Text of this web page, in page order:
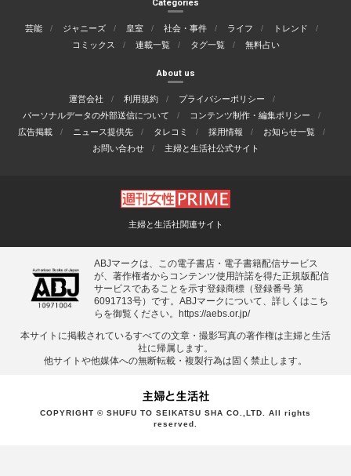
Categories
芸能 ジャニーズ 皇室 社会・事件 ライフ
トレンド
コミックス
連載一覧 タグ一覧 無料占い
About us
運営会社 利用規約
プライバシーポリシー
パーソナルデータの外部送信について
コンテンツ制作・編集ポリシー
広告掲載
ニュース提供先 タレコミ 採用情報
お知らせ一覧
お問い合わせ
主婦と生活社公式サイト
主婦と生活社関連サイト
ABJマークは、この電子書店・電子書籍配信サービス
が、著作権者からコンテンツ使用許諾を得た正規版配信
サービスであることを示す登録商標（登録番号 第
6091713号）です。ABJマークについて、詳しくはこち
らを御覧ください。 https://aebs.or.jp/
本サイトに掲載されているすべての⽂章・撮影写真の著作権は主婦と⽣活
社に帰属します。
他サイトや他媒体への無断転載・複製⾏為は固く禁⽌します。
COPYRIGHT © SHUFU TO SEIKATSU SHA CO.,LTD. All rights
reserved.